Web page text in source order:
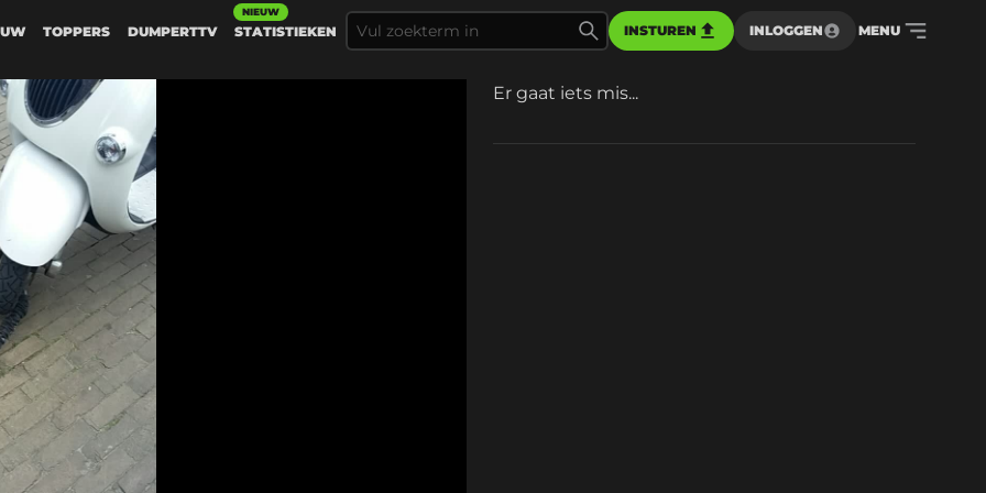
TOPPERS DUMPERTTV STATISTIEKEN
NIEUW
INSTUREN INLOGGEN MENU
Er gaat iets mis...